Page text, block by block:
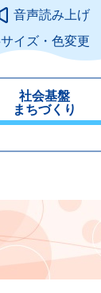
へ
音声読み上げ
イズ・色変更
社会基盤
まちづくり